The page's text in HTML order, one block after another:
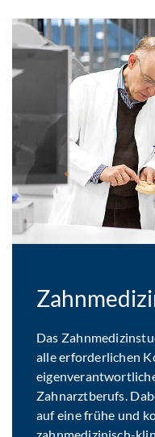
Das
alle erforderlichen
Zahnarztberufs.
auf eine frühe und